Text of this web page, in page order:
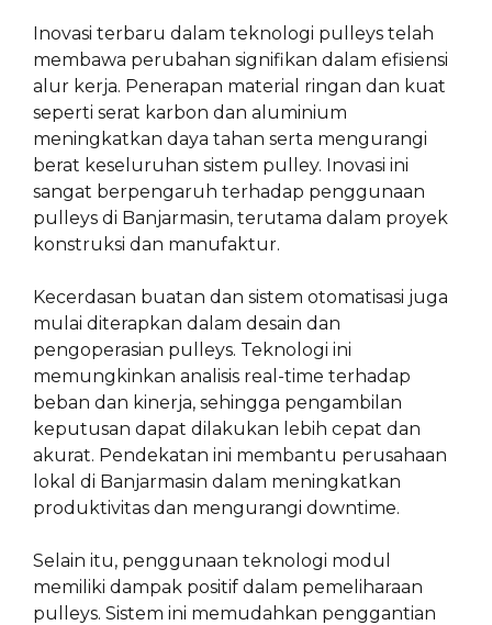
Inovasi terbaru dalam teknologi pulleys telah
membawa perubahan signifikan dalam efisiensi
alur kerja. Penerapan material ringan dan kuat
seperti serat karbon dan aluminium
meningkatkan daya tahan serta mengurangi
berat keseluruhan sistem pulley. Inovasi ini
sangat berpengaruh terhadap penggunaan
pulleys di Banjarmasin, terutama dalam proyek
konstruksi dan manufaktur.
Kecerdasan buatan dan sistem otomatisasi juga
mulai diterapkan dalam desain dan
pengoperasian pulleys. Teknologi ini
memungkinkan analisis real-time terhadap
beban dan kinerja, sehingga pengambilan
keputusan dapat dilakukan lebih cepat dan
akurat. Pendekatan ini membantu perusahaan
lokal di Banjarmasin dalam meningkatkan
produktivitas dan mengurangi downtime.
Selain itu, penggunaan teknologi modul
memiliki dampak positif dalam pemeliharaan
pulleys. Sistem ini memudahkan penggantian